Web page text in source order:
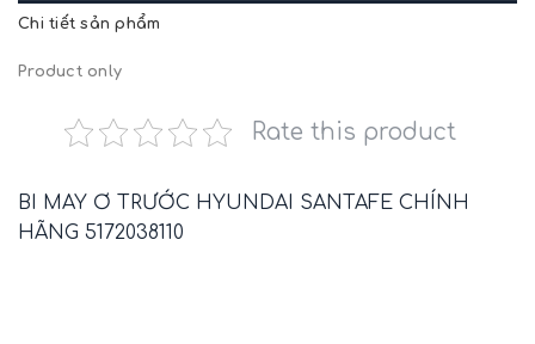
Chi tiết sản phẩm
Product only
Rate this product
BI MAY Ơ TRƯỚC HYUNDAI SANTAFE CHÍNH
HÃNG 5172038110